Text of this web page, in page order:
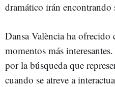
dramático irán encontrando
Dansa València ha ofrecido
momentos más
por la búsqueda que
cuando se atreve a